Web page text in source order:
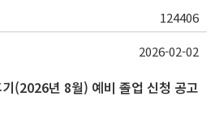
124406
(2026년 8월) 예비 졸업 신청 공고
2026-02-02